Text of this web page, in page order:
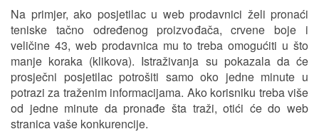
Na primjer, ako posjetilac u web prodavnici želi pronaći
teniske tačno određenog proizvođača, crvene boje i
veličine 43, web prodavnica mu to treba omogućiti u što
manje koraka (klikova). Istraživanja su pokazala da će
prosječni posjetilac potrošiti samo oko jedne minute u
potrazi za traženim informacijama. Ako korisniku treba više
od jedne minute da pronađe šta traži, otići će do web
stranica vaše konkurencije.